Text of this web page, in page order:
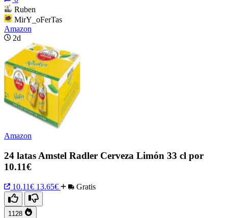
Ruben
MirY_oFerTas
Amazon
2d
Amazon
24 latas Amstel Radler Cerveza Limón 33 cl por
10.11€
10.11€ 13.65€ Gratis
1128